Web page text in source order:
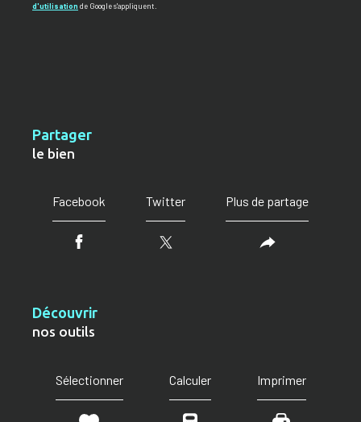
d'utilisation de Google s'appliquent.
partager
le bien
Facebook Twitter Plus de partage
découvrir
nos outils
Sélectionner Calculer Imprimer